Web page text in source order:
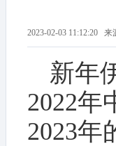
2023-02-03 11:12:20
新年
2022年
2023年